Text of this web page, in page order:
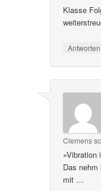
Klasse
Antworten
Clemens
»Vibration
Das
mit …